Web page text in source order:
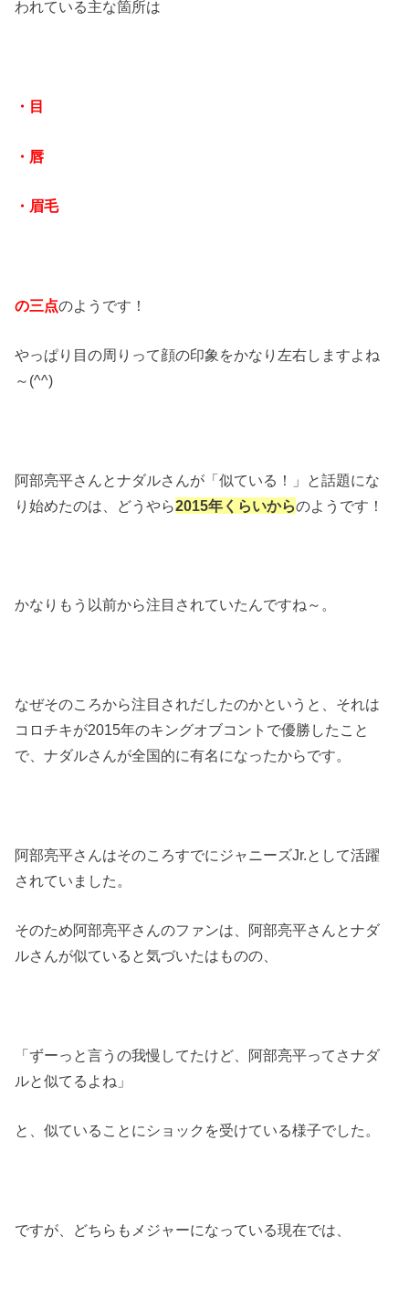
われている主な箇所は
・目
・唇
・眉毛
の三点のようです！
やっぱり目の周りって顔の印象をかなり左右しますよね
～(^^)
阿部亮平さんとナダルさんが「似ている！」と話題にな
り始めたのは、どうやら2015年くらいからのようです！
かなりもう以前から注目されていたんですね～。
なぜそのころから注目されだしたのかというと、それは
コロチキが2015年のキングオブコントで優勝したこと
で、ナダルさんが全国的に有名になったからです。
阿部亮平さんはそのころすでにジャニーズJr.として活躍
されていました。
そのため阿部亮平さんのファンは、阿部亮平さんとナダ
ルさんが似ていると気づいたはものの、
「ずーっと言うの我慢してたけど、阿部亮平ってさナダ
ルと似てるよね」
と、似ていることにショックを受けている様子でした。
ですが、どちらもメジャーになっている現在では、